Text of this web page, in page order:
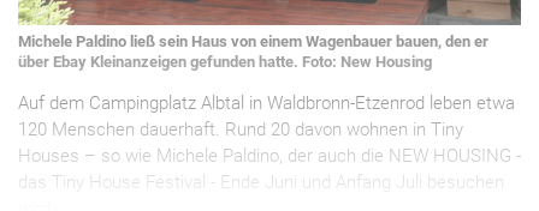
Michele Paldino ließ sein Haus von einem Wagenbauer bauen, den er
über Ebay Kleinanzeigen gefunden hatte. Foto: New Housing
Auf dem Campingplatz Albtal in Waldbronn-Etzenrod leben etwa
120 Menschen dauerhaft. Rund 20 davon wohnen in Tiny
Houses – so wie Michele Paldino, der auch die NEW HOUSING -
das Tiny House Festival - Ende Juni und Anfang Juli besuchen